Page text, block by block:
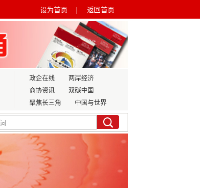
返回首页
设为首页 |
政企在线
两岸经济
商协资讯
双碳中国
聚焦长三角
中国与世界